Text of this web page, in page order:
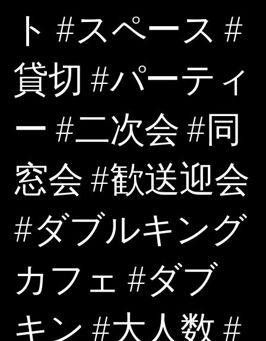
ト #スペース #
貸切 #パーティ
ー #二次会 #同
窓会 #歓送迎会
#ダブルキング
カフェ #ダブ
キン #大人数 #